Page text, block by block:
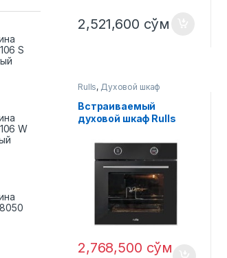
2,521,600 сўм
Rulls, Духовой шкаф
Встраиваемый
духовой шкаф Rulls
2,768,500 сўм
S
W